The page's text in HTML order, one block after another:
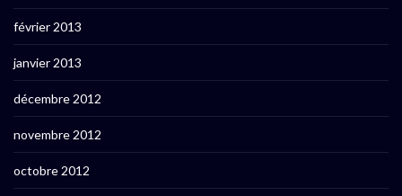
février 2013
janvier 2013
décembre 2012
novembre 2012
octobre 2012